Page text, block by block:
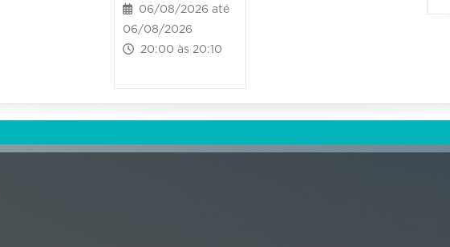
06/08/2026 até
06/08/2026
20:00 às 20:10